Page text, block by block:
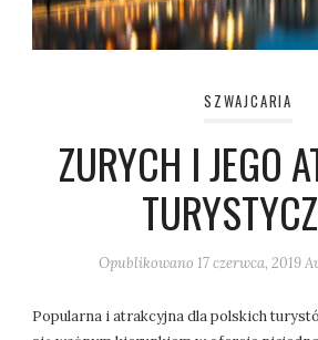
SZWAJCARIA
ZURYCH I JEGO
Opublikowano 17 czerwca, 2019
Popularna i atrakcyjna dla polskich